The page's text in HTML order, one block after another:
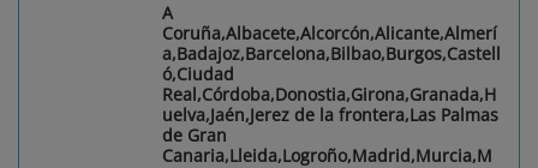
A
Coruña,Albacete,Alcorcón,Alicante,Almerí
a,Badajoz,Barcelona,Bilbao,Burgos,Castell
ó,Ciudad
Real,Córdoba,Donostia,Girona,Granada,H
uelva,Jaén,Jerez de la frontera,Las Palmas
de Gran
Canaria,Lleida,Logroño,Madrid,Murcia,M